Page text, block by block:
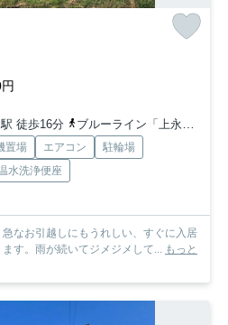
徒歩16分
ブルーライン「上永谷」駅 徒歩19分
置場 エアコン
駐輪場
水洗浄便座
なお引越しにもうれしい、すぐに入居
す。雨が続いてジメジメして... もっと